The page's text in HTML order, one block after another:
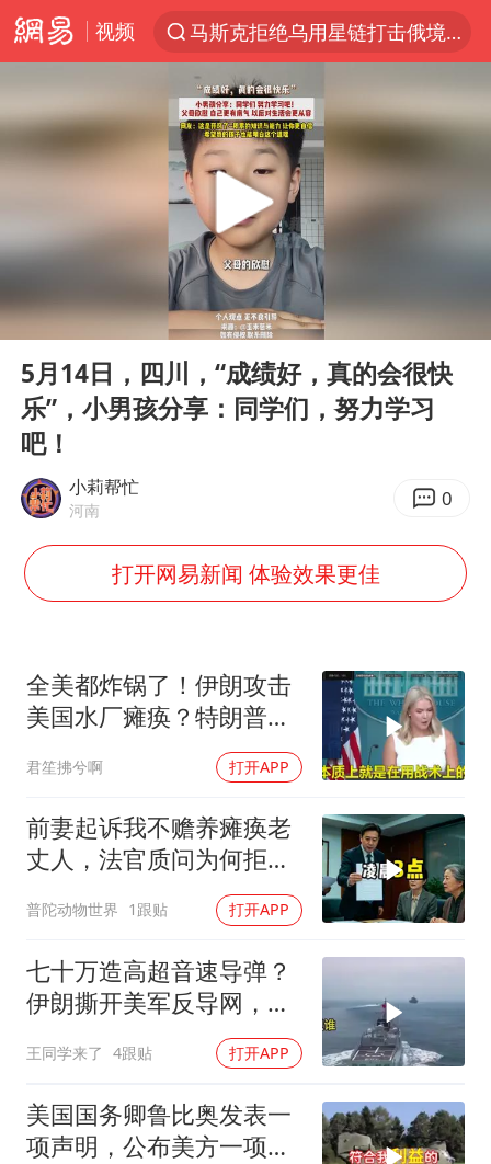
视频
马斯克拒绝乌用星链打击俄境内目标
解锁各地夏日限定体验
金饰克价一夜涨回1300元
河南重大刑事案嫌疑人落网
峰哥 汪海林
梁家辉：到内地拍戏不是北上是回归
白海豚将正面袭击贯穿浙江
“不怕六爷挂得多 就怕六爷挂一颗”
浙江台州《告全体市民书》
香港宏福苑火灾或由烟头引起
人民的健康、体质、幸福一脉相承
Play
00:00 00:26
5月14日，四川，“成绩好，真的会很快
乐”，小男孩分享：同学们，努力学习
吧！
小莉帮忙
河南 0
打开网易新闻 体验效果更佳
全美都炸锅了！伊朗攻击
美国水厂瘫痪？特朗普却
君笙拂兮啊 打开APP
前妻起诉我不赡养瘫痪老
丈人，法官质问为何拒不
普陀动物世界 1跟贴 打开APP
七十万造高超音速导弹？
伊朗撕开美军反导网，炸
王同学来了 4跟贴 打开APP
美国国务卿鲁比奥发表一
项声明，公布美方一项重